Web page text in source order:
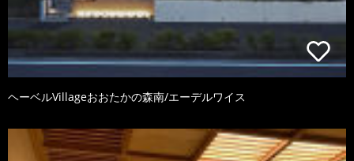
ヘーベルVillageおおたかの森南/エーデルワイス